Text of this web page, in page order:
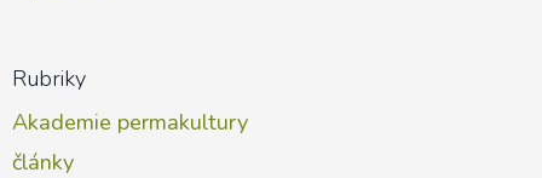
Rubriky
Akademie permakultury
články